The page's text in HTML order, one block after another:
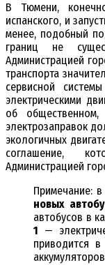
В Тюмени,
испанского, и
менее, подобный
границ не
Администрацией
транспорта
сервисной
электрическими
об
электрозаправок
экологичных
соглашение,
Администрацией
Примечание:
новых
автобусов в
1 —
приводится